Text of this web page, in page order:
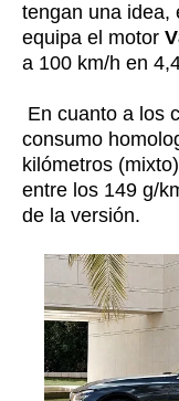
tengan una idea,
equipa el motor
a 100 km/h en
En cuanto a los
consumo
kilómetros
entre los 149 g/
de la versión.